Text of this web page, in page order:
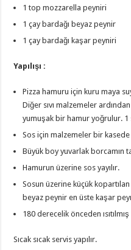
1 top mozzarella peyniri
1 çay bardağı beyaz peynir
1 çay bardağı kaşar peyniri
Yapılışı :
Pizza hamuru için kuru maya
Diğer sıvı malzemeler
yumuşak bir hamur yoğrulur. 1
Sos için malzemeler bir kasede
Büyük boy yuvarlak borcamın
Hamurun üzerine sos yayılır.
Sosun üzerine küçük
beyaz peynir en üste kaşar
180 derecelik önceden
Sıcak sıcak servis yapılır.